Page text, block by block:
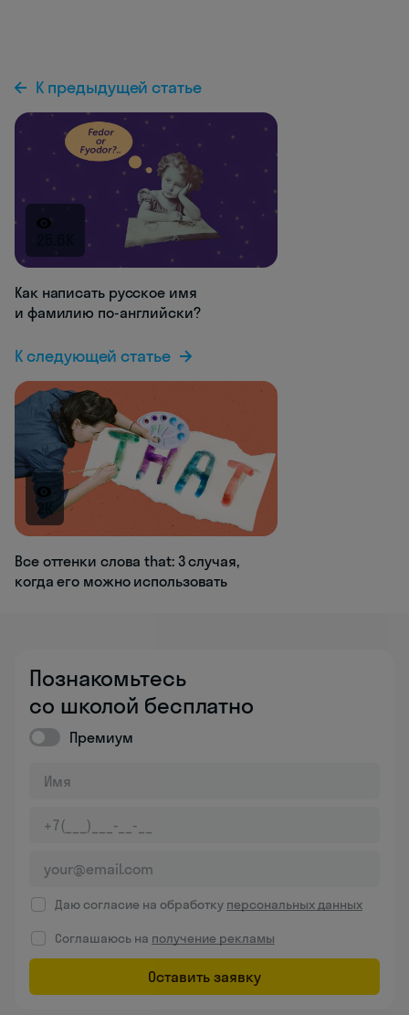
К предыдущей статье
Как написать русское имя
и фамилию по-английски?
К следующей статье
2K
Все оттенки слова that: 3 случая,
когда его можно использовать
Познакомьтесь
со школой бесплатно
Премиум
Даю согласие на обработку персональных данных
Соглашаюсь на получение рекламы
Оставить заявку